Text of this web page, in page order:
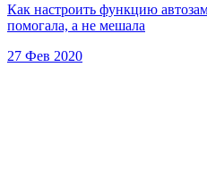
Как настроить функцию
помогала, а не мешала
27 Фев 2020